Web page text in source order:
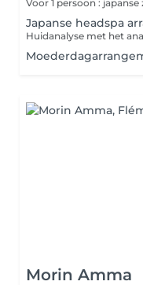
Japanse headspa
Morin Amma